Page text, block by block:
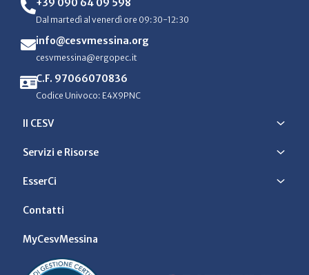
Dal martedì al venerdì ore 09:30-12:30
info@cesvmessina.org
cesvmessina@ergopec.it
C.F. 97066070836
Codice Univoco: E4X9PNC
Il CESV
Servizi e Risorse
EsserCi
Contatti
MyCesvMessina